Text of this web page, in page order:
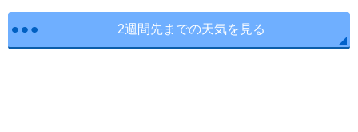
2週間先までの天気を見る